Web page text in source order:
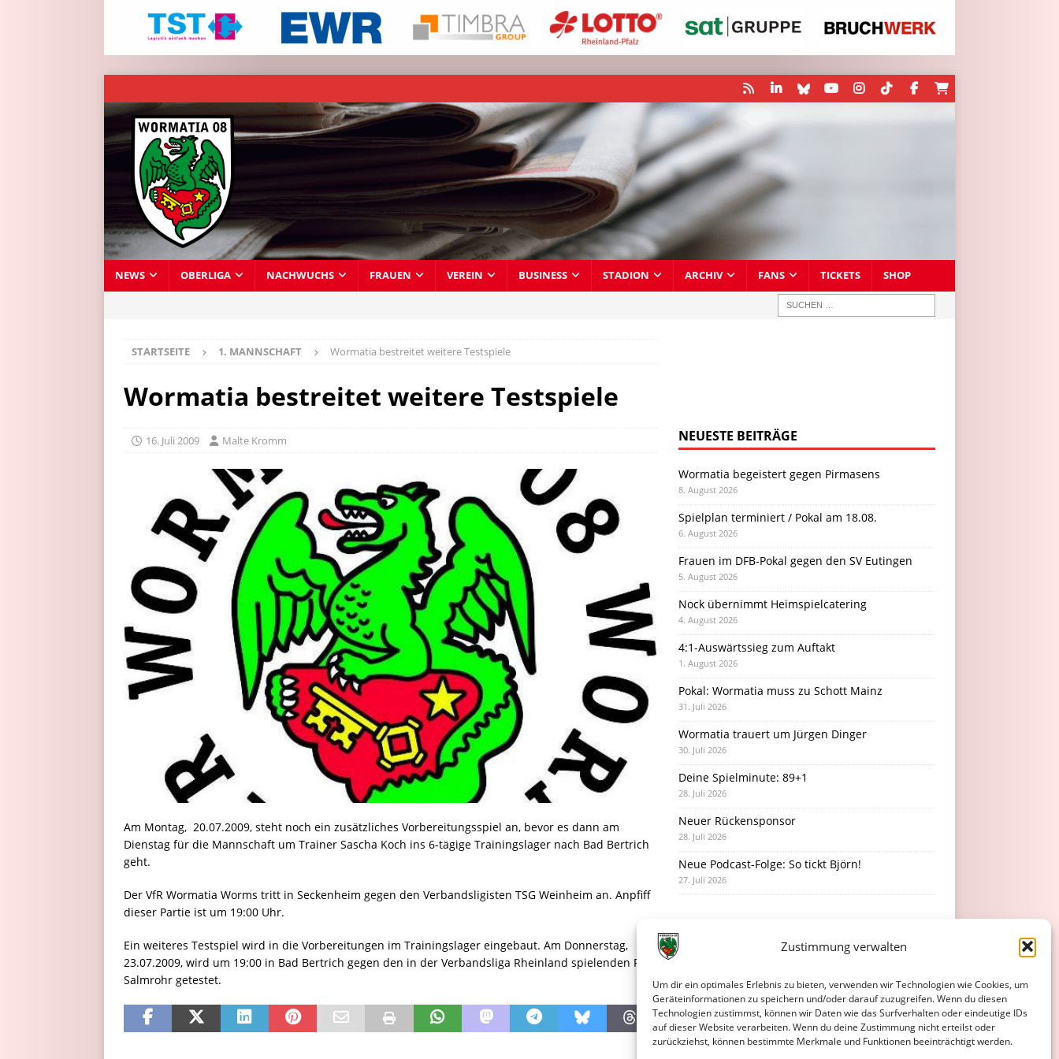
Zustimmung verwalten
Um dir ein optimales Erlebnis zu bieten, verwenden wir Technologien wie Cookies, um
Geräteinformationen zu speichern und/oder darauf zuzugreifen. Wenn du diesen
Technologien zustimmst, können wir Daten wie das Surfverhalten oder eindeutige IDs
auf dieser Website verarbeiten. Wenn du deine Zustimmung nicht erteilst oder
zurückziehst, können bestimmte Merkmale und Funktionen beeinträchtigt werden.
NEWS OBERLIGA NACHWUCHS FRAUEN VEREIN BUSINESS STADION ARCHIV FANS TICKETS SHOP
STARTSEITE 1. MANNSCHAFT Wormatia bestreitet weitere Testspiele
Wormatia bestreitet weitere Testspiele
16. Juli 2009 Malte Kromm
Am Montag, 20.07.2009, steht noch ein zusätzliches Vorbereitungsspiel an, bevor es dann am
Dienstag für die Mannschaft um Trainer Sascha Koch ins 6-tägige Trainingslager nach Bad Bertrich
geht.
Der VfR Wormatia Worms tritt in Seckenheim gegen den Verbandsligisten TSG Weinheim an. Anpfiff
dieser Partie ist um 19:00 Uhr.
Ein weiteres Testspiel wird in die Vorbereitungen im Trainingslager eingebaut. Am Donnerstag,
23.07.2009, wird um 19:00 in Bad Bertrich gegen den in der Verbandsliga Rheinland spielenden FSV
Salmrohr getestet.
NEUESTE BEITRÄGE
Wormatia begeistert gegen Pirmasens
8. August 2026
Spielplan terminiert / Pokal am 18.08.
6. August 2026
Frauen im DFB-Pokal gegen den SV Eutingen
5. August 2026
Nock übernimmt Heimspielcatering
4. August 2026
4:1-Auswärtssieg zum Auftakt
1. August 2026
Pokal: Wormatia muss zu Schott Mainz
31. Juli 2026
Wormatia trauert um Jürgen Dinger
30. Juli 2026
Deine Spielminute: 89+1
28. Juli 2026
Neuer Rückensponsor
28. Juli 2026
Neue Podcast-Folge: So tickt Björn!
27. Juli 2026